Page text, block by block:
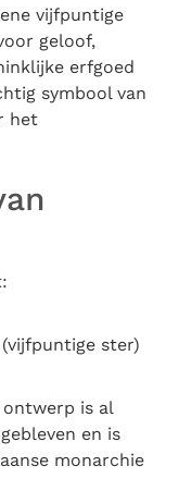
vijfpuntige
geloof,
erfgoed
symbool van
het
(vijfpuntige ster)
is al
en is
monarchie